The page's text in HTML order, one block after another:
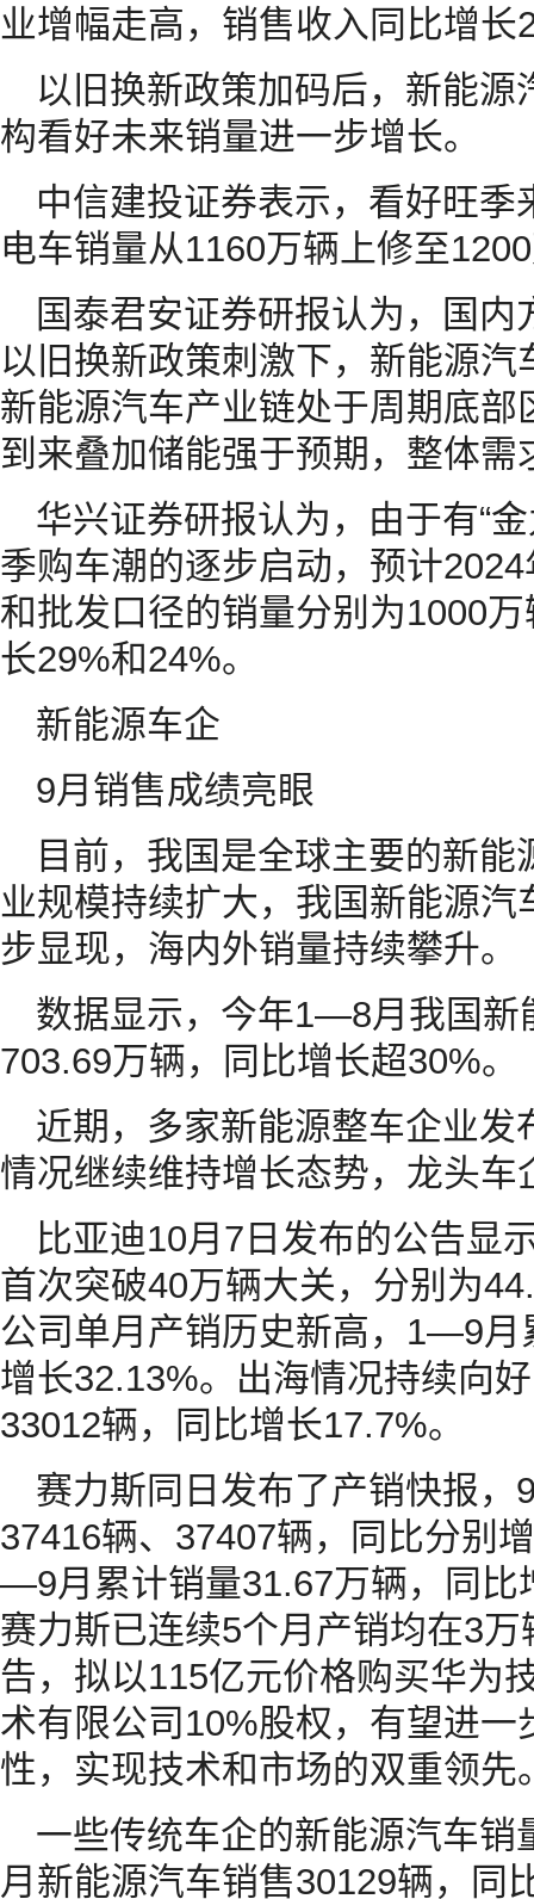
业增幅走高，销售收入同比增长
以旧换新政策加码后，新能
构看好未来销量进一步增长。
中信建投证券表示，看好旺
电车销量从1160万辆上修至
国泰君安证券研报认为，国
以旧换新政策刺激下，新能源
新能源汽车产业链处于周期底
到来叠加储能强于预期，整体需
华兴证券研报认为，由于有“
季购车潮的逐步启动，预计
和批发口径的销量分别为1000
长29%和24%。
新能源车企
9月销售成绩亮眼
目前，我国是全球主要的新
业规模持续扩大，我国新能源
步显现，海内外销量持续攀升。
数据显示，今年1—8月我国新
703.69万辆，同比增长超30%。
近期，多家新能源整车企业
情况继续维持增长态势，龙头车
比亚迪10月7日发布的公告显
首次突破40万辆大关，分别为
公司单月产销历史新高，1—9月
增长32.13%。出海情况持续向
33012辆，同比增长17.7%。
赛力斯同日发布了产销快报
37416辆、37407辆，同比分别
—9月累计销量31.67万辆，同比
赛力斯已连续5个月产销均在3
告，拟以115亿元价格购买华为
术有限公司10%股权，有望进
性，实现技术和市场的双重领先
一些传统车企的新能源汽车
月新能源汽车销售30129辆，同